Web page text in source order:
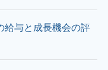
給与と成長機会の評